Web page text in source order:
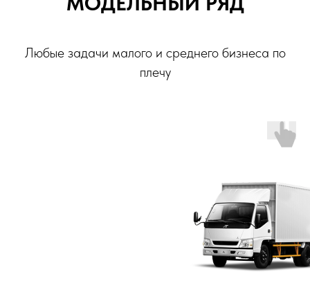
Любые задачи малого и среднего бизнеса по
плечу